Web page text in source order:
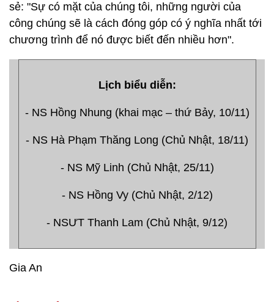
sẻ: "Sự có mặt của chúng tôi, những người của
công chúng sẽ là cách đóng góp có ý nghĩa nhất tới
chương trình để nó được biết đến nhiều hơn".
Lịch biểu diễn:
- NS Hồng Nhung (khai mạc – thứ Bảy, 10/11)
- NS Hà Phạm Thăng Long (Chủ Nhật, 18/11)
- NS Mỹ Linh (Chủ Nhật, 25/11)
- NS Hồng Vy (Chủ Nhật, 2/12)
- NSƯT Thanh Lam (Chủ Nhật, 9/12)
Gia An